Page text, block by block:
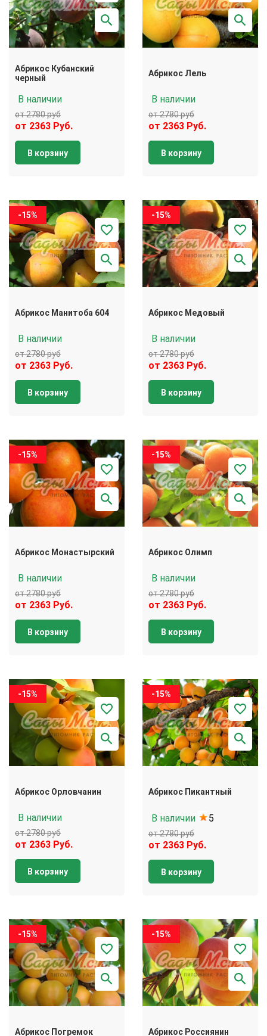
Абрикос Кубанский
черный
В наличии
от 2780 руб
от 2363 Руб.
В корзину
Абрикос Лель
В наличии
от 2780 руб
от 2363 Руб.
В корзину
-15%
Абрикос Манитоба 604
В наличии
от 2780 руб
от 2363 Руб.
В корзину
-15%
Абрикос Медовый
В наличии
от 2780 руб
от 2363 Руб.
В корзину
-15%
Абрикос Монастырский
В наличии
от 2780 руб
от 2363 Руб.
В корзину
-15%
Абрикос Олимп
В наличии
от 2780 руб
от 2363 Руб.
В корзину
-15%
Абрикос Орловчанин
В наличии
от 2780 руб
от 2363 Руб.
В корзину
-15%
Абрикос Пикантный
В наличии 5
от 2780 руб
от 2363 Руб.
В корзину
-15%
Абрикос Погремок
-15%
Абрикос Россиянин